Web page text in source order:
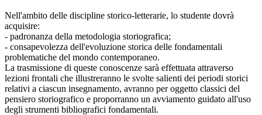
Nell'ambito delle discipline storico-letterarie, lo studente dovrà
acquisire:
- padronanza della metodologia storiografica;
- consapevolezza dell'evoluzione storica delle fondamentali
problematiche del mondo contemporaneo.
La trasmissione di queste conoscenze sarà effettuata attraverso
lezioni frontali che illustreranno le svolte salienti dei periodi storici
relativi a ciascun insegnamento, avranno per oggetto classici del
pensiero storiografico e proporranno un avviamento guidato all'uso
degli strumenti bibliografici fondamentali.